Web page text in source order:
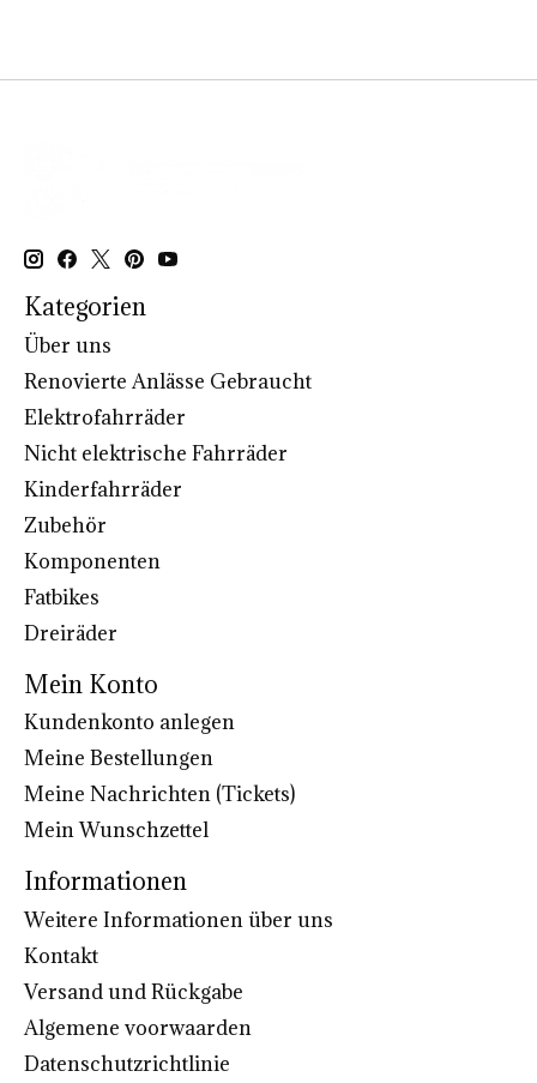
Kategorien
Über uns
Renovierte Anlässe Gebraucht
Elektrofahrräder
Nicht elektrische Fahrräder
Kinderfahrräder
Zubehör
Komponenten
Fatbikes
Dreiräder
Mein Konto
Kundenkonto anlegen
Meine Bestellungen
Meine Nachrichten (Tickets)
Mein Wunschzettel
Informationen
Weitere Informationen über uns
Kontakt
Versand und Rückgabe
Algemene voorwaarden
Datenschutzrichtlinie